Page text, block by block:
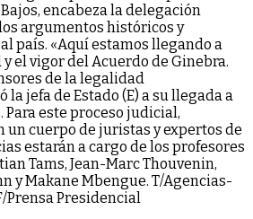
encabeza la delegación
argumentos históricos y
país. «Aquí estamos llegando a
el vigor del Acuerdo de Ginebra.
de la legalidad
jefa de Estado (E) a su llegada a
este proceso judicial,
un cuerpo de juristas y expertos de
estarán a cargo de los profesores
Tams, Jean-Marc Thouvenin,
y Makane Mbengue. T/Agencias-
Prensa Presidencial